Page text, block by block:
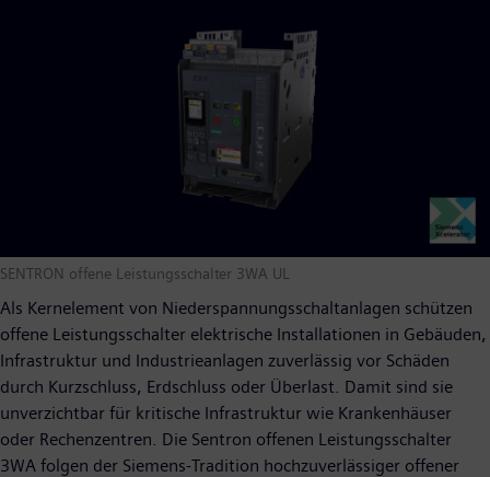
SENTRON offene Leistungsschalter 3WA UL
Als Kernelement von Niederspannungsschaltanlagen schützen
offene Leistungsschalter elektrische Installationen in Gebäuden,
Infrastruktur und Industrieanlagen zuverlässig vor Schäden
durch Kurzschluss, Erdschluss oder Überlast. Damit sind sie
unverzichtbar für kritische Infrastruktur wie Krankenhäuser
oder Rechenzentren. Die Sentron offenen Leistungsschalter
3WA folgen der Siemens-Tradition hochzuverlässiger offener